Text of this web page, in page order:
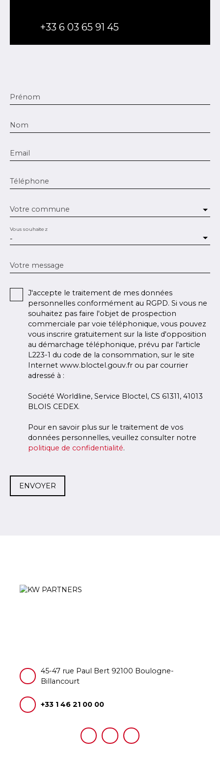
+33 6 03 65 91 45
Prénom
Nom
Email
Téléphone
Votre commune
-
Vous souhaitez
Votre message
J'accepte le traitement de mes données
personnelles conformément au RGPD. Si vous ne
souhaitez pas faire l'objet de prospection
commerciale par voie téléphonique, vous pouvez
vous inscrire gratuitement sur la liste d'opposition
au démarchage téléphonique, prévu par l'article
L223-1 du code de la consommation, sur le site
Internet www.bloctel.gouv.fr ou par courrier
adressé à :
Société Worldline, Service Bloctel, CS 61311, 41013
BLOIS CEDEX.
Pour en savoir plus sur le traitement de vos
données personnelles, veuillez consulter notre
politique de confidentialité.
ENVOYER
45-47 rue Paul Bert 92100 Boulogne-
Billancourt
+33 1 46 21 00 00